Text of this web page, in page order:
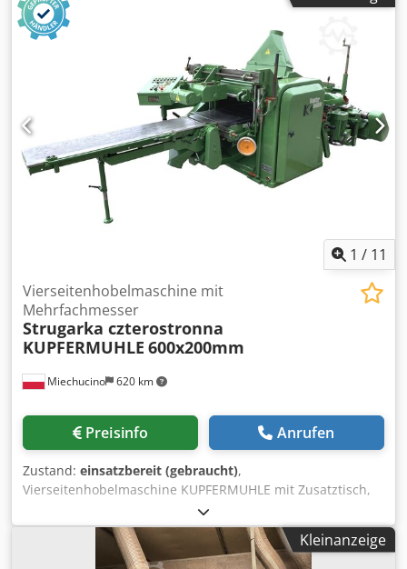
mm, 15 kW - Andruck - glatte Ziehwalze - von unten: -
einstellbarer Vorschubtisch - gezogene Zahnstangenwalze
- Viermesserkopf, 630 mm, 7,5 kW - einstellbare
Vorschubrollen im unteren Tisch, 2 Stk. - elektrische
Höhenverstellung - Hubmotor 0,65 kW - 6
Vorschubgeschwindigkeiten - Vorschubmotor 4 kW -
Absaugstutzendurchmesser 2x160 mm - Abmessungen
L/B/H: 1780x1850x1700 mm - Gewicht ca. 3000 kg Cedpfx
Akezfi E Reqerf VORTEILE – deutsche Produktion, Marke
KUPFERMUHLE – sehr guter Zustand – gebrauchte
Dickenhobelmaschine Nettopreis: 37.900 PLN Nettopreis:
1 / 11
Miechucino 620 km
Vierseitenhobelmaschine mit
Mehrfachmesser
Strugarka czterostronna
KUPFERMUHLE 600x200mm
Preisinfo Anrufen
Zustand: einsatzbereit (gebraucht),
Vierseitenhobelmaschine KUPFERMUHLE mit Zusatztisch,
Multisäge 600x200mm - nach technischer Prüfung -
hergestellt in Deutschland - DOPPELSEITIGE
ABHOBELHÖHE 200 mm - ideal für nasses Holz -
elektrische Höhenverstellung - doppelte Vorschubkette -
Kleinanzeige